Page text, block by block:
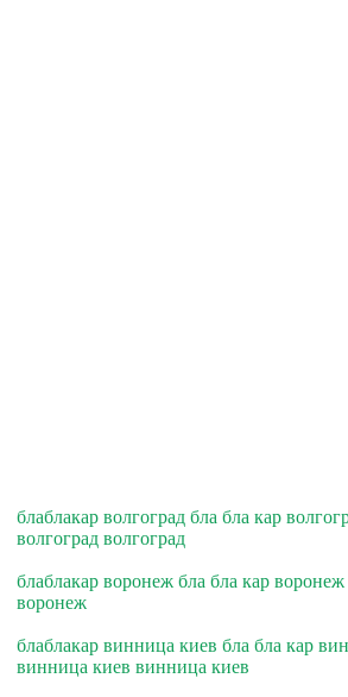
блаблакар волгоград бла бла кар
волгоград волгоград
блаблакар воронеж бла бла кар
воронеж
блаблакар винница киев бла бла кар
винница киев винница киев